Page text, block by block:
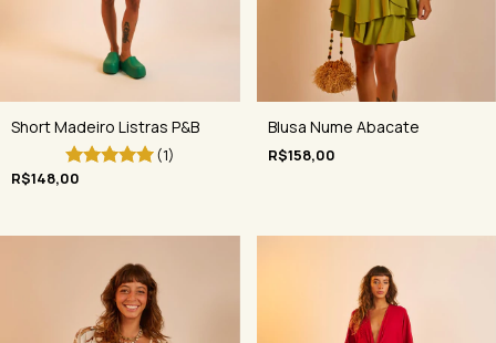
Short Madeiro Listras P&B
(1)
R$148,00
Blusa Nume Abacate
R$158,00